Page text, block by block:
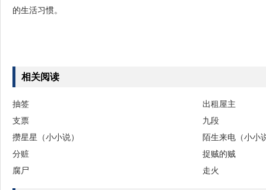
的生活习惯。
相关阅读
抽签
出租屋主
支票
九段
攒星星（小小说）
陌生来电（小小
分赃
捉贼的贼
腐尸
走火